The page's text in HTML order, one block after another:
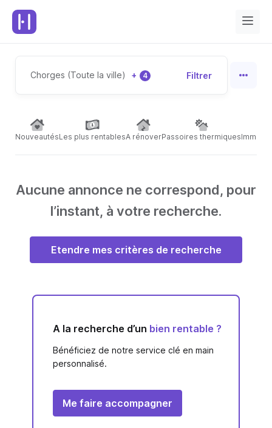
Chorges (Toute la ville) + 4 Filtrer
NouveautésLes plus rentablesA rénoverPassoires thermiques
Aucune annonce ne correspond, pour
l’instant, à votre recherche.
Etendre mes critères de recherche
A la recherche d’un bien rentable ?
Bénéficiez de notre service clé en main
personnalisé.
Me faire accompagner